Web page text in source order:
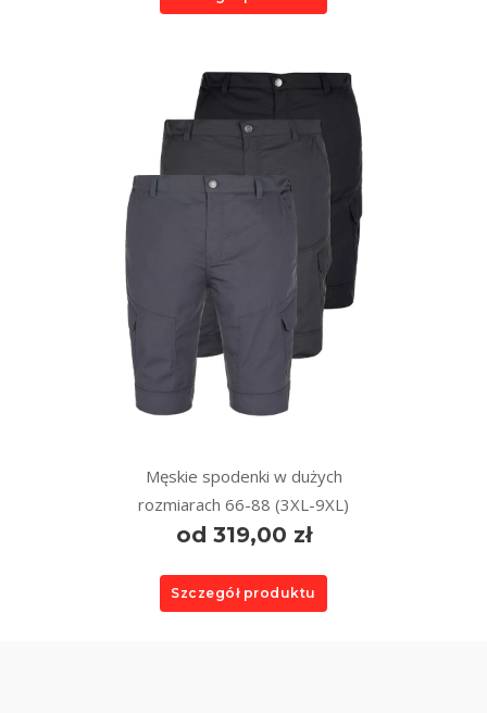
Męskie spodenki w dużych
rozmiarach 66-88 (3XL-9XL)
od 319,00 zł
Szczegół produktu